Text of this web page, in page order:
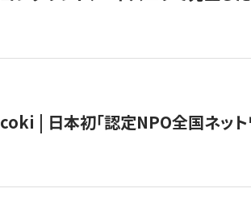
coki | 日本初「認定NPO全国ネット